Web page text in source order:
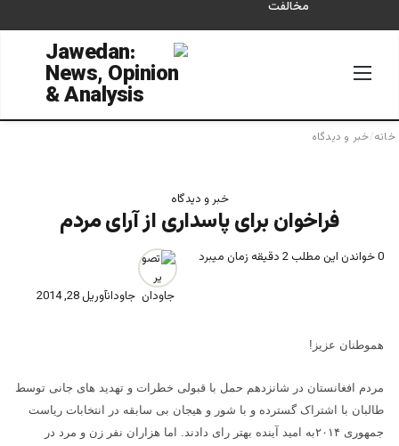
مخالفت
خانه/خبر و دیدگاه
خبر و دیدگاه
فراخوان برای پاسداری از آرای مردم
جاودانآوریل 28, 2014
0خواندن این مطلب 2 دقیقه زمان میبرد
هموطنان عزیز !
مردم افغانستان در شانزدهم حمل با قبولی خطرات و تهدید های جانی توسط
طالبان با اشتراک گسترده و با شور و هیجان بی سابقه در انتخابات ریاست
جمهوری ۲۰۱۴به امید آینده بهتر رای دادند. اما هزاران نفر زن و مرد در